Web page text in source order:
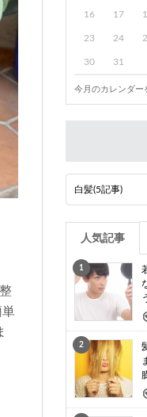
単
16 17
23 24
30 31
今月のカレンダー
白髪(5記事)
人気記事
1
2